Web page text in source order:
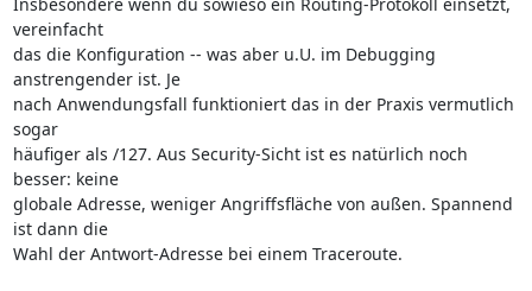
vereinfacht
das die Konfiguration -- was aber u.U. im Debugging
anstrengender ist. Je
nach Anwendungsfall funktioniert das in der Praxis vermutlich
sogar
häufiger als /127. Aus Security-Sicht ist es natürlich noch
besser: keine
globale Adresse, weniger Angriffsfläche von außen. Spannend
ist dann die
Wahl der Antwort-Adresse bei einem Traceroute.